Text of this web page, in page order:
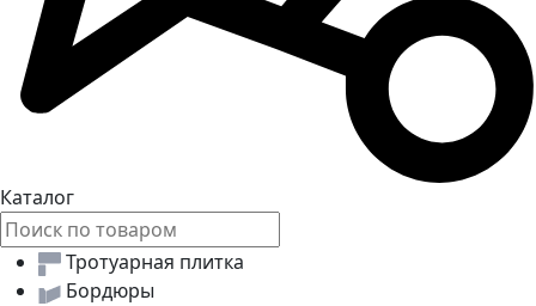
Каталог
Тротуарная плитка
Бордюры